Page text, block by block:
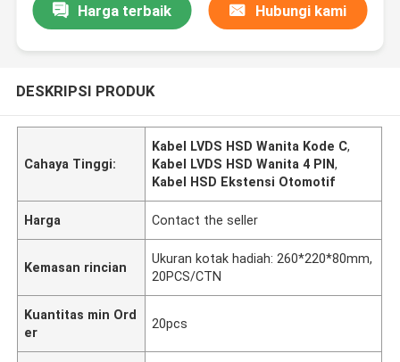
Harga terbaik Hubungi kami
DESKRIPSI PRODUK
Cahaya Tinggi:
Kabel LVDS HSD Wanita Kode C,
Kabel LVDS HSD Wanita 4 PIN,
Kabel HSD Ekstensi Otomotif
Harga Contact the seller
Kemasan rincian
Ukuran kotak hadiah: 260*220*80mm,
20PCS/CTN
Kuantitas min Ord
er
20pcs